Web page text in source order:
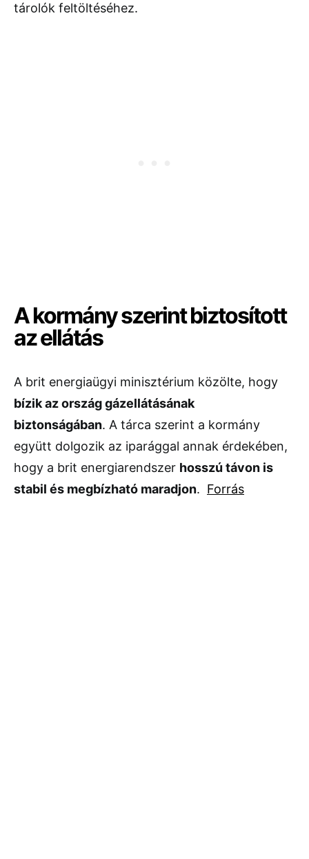
tárolók feltöltéséhez.
A kormány szerint biztosított
az ellátás
A brit energiaügyi minisztérium közölte, hogy
bízik az ország gázellátásának
biztonságában. A tárca szerint a kormány
együtt dolgozik az iparággal annak érdekében,
hogy a brit energiarendszer hosszú távon is
stabil és megbízható maradjon. Forrás